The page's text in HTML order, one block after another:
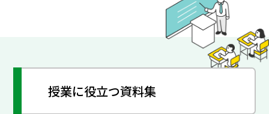
授業に役立つ資料集